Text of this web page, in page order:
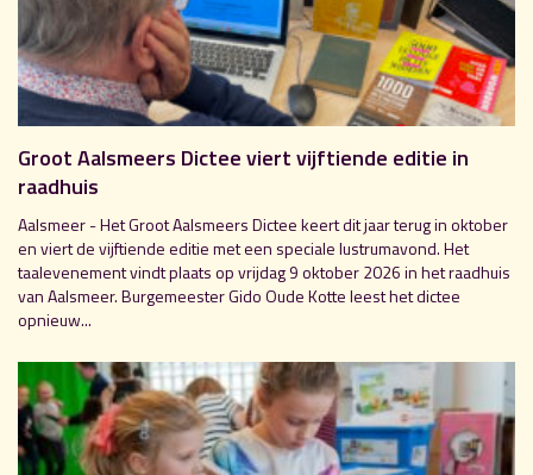
Groot Aalsmeers Dictee viert vijftiende editie in
raadhuis
Aalsmeer - Het Groot Aalsmeers Dictee keert dit jaar terug in oktober
en viert de vijftiende editie met een speciale lustrumavond. Het
taalevenement vindt plaats op vrijdag 9 oktober 2026 in het raadhuis
van Aalsmeer. Burgemeester Gido Oude Kotte leest het dictee
opnieuw...